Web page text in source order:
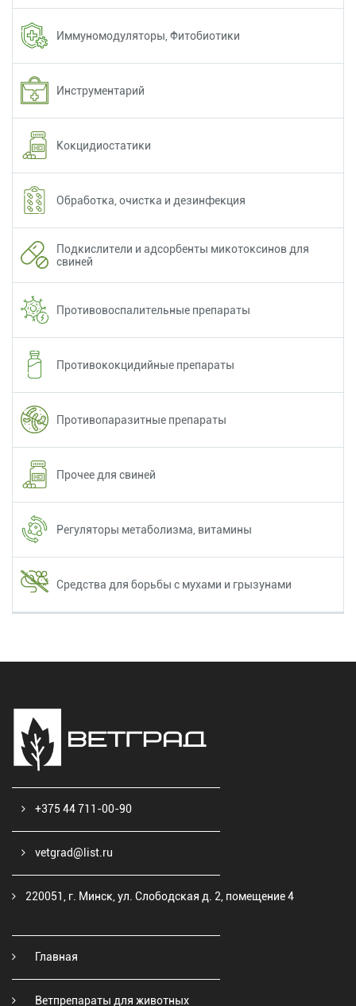
Иммуномодуляторы, Фитобиотики
Инструментарий
Кокцидиостатики
Обработка, очистка и дезинфекция
Подкислители и адсорбенты микотоксинов для
свиней
Противовоспалительные препараты
Противококцидийные препараты
Противопаразитные препараты
Прочее для свиней
Регуляторы метаболизма, витамины
Средства для борьбы с мухами и грызунами
+375 44 711-00-90
vetgrad@list.ru
220051, г. Минск, ул. Слободская д. 2, помещение 4
Главная
Ветпрепараты для животных